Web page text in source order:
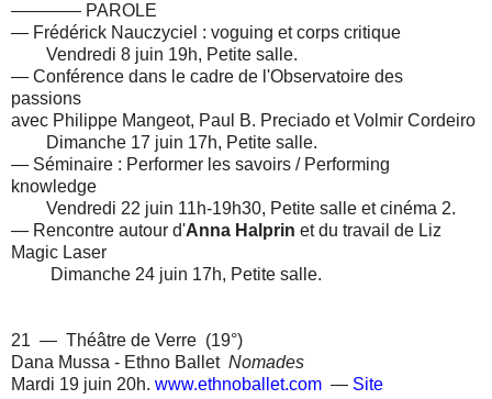
———— PAROLE
— Frédérick Nauczyciel : voguing et corps critique
Vendredi 8 juin 19h, Petite salle.
— Conférence dans le cadre de l'Observatoire des
passions
avec Philippe Mangeot, Paul B. Preciado et Volmir Cordeiro
Dimanche 17 juin 17h, Petite salle.
— Séminaire : Performer les savoirs / Performing
knowledge
Vendredi 22 juin 11h-19h30, Petite salle et cinéma 2.
— Rencontre autour d'Anna Halprin et du travail de Liz
Magic Laser
Dimanche 24 juin 17h, Petite salle.
21 — Théâtre de Verre (19°)
Dana Mussa - Ethno Ballet Nomades
Mardi 19 juin 20h. www.ethnoballet.com — Site